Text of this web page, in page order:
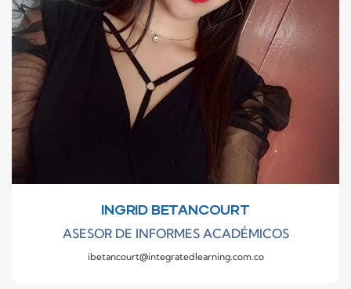
INGRID BETANCOURT
ASESOR DE INFORMES ACADÉMICOS
ibetancourt@integratedlearning.com.co